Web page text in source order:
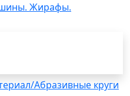
Жирафы.
Абразивные круги